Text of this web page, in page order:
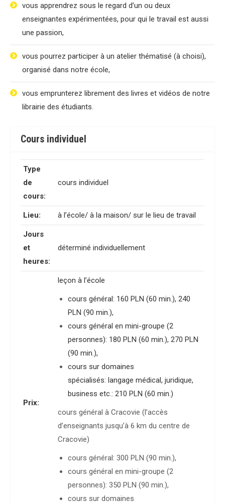
vous apprendrez sous le regard d’un ou deux
enseignantes expérimentées, pour qui le travail est aussi
une passion,
vous pourrez participer à un atelier thématisé (à choisi),
organisé dans notre école,
vous emprunterez librement des livres et vidéos de notre
librairie des étudiants.
Cours individuel
Type
de
cours:
cours individuel
Lieu: à l’école/ à la maison/ sur le lieu de travail
Jours
et
heures:
déterminé individuellement
Prix:
leçon à l’école
cours général: 160 PLN (60 min.), 240
PLN (90 min.),
cours général en mini-groupe (2
personnes): 180 PLN (60 min.), 270 PLN
(90 min.),
cours sur domaines
spécialisés: langage médical, juridique,
business etc.: 210 PLN (60 min.)
cours général à Cracovie (l’accès
d’enseignants jusqu’à 6 km du centre de
Cracovie)
cours général: 300 PLN (90 min.),
cours général en mini-groupe (2
personnes): 350 PLN (90 min.),
cours sur domaines